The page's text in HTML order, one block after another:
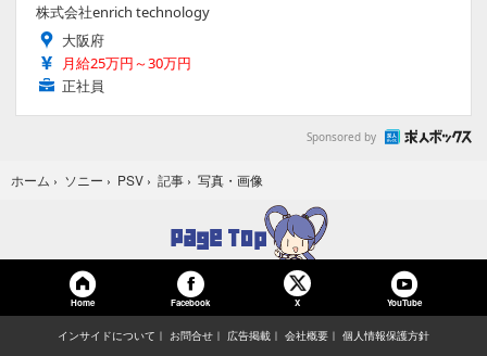
株式会社enrich technology
大阪府
月給25万円～30万円
正社員
Sponsored by
ホーム › ソニー › PSV › 記事 › 写真・画像
Home Facebook X YouTube
インサイドについて お問合せ 広告掲載 会社概要 個人情報保護方針